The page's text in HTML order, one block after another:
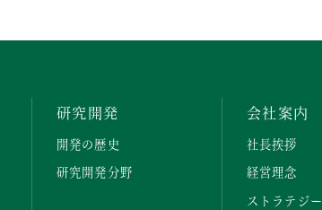
研究開発
開発の歴史
研究開発分野
会社案内
社長挨拶
経営理念
ストラテジー